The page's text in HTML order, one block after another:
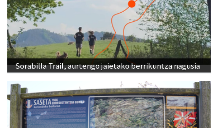
Sorabilla Trail, aurtengo jaietako berrikuntza nagusia